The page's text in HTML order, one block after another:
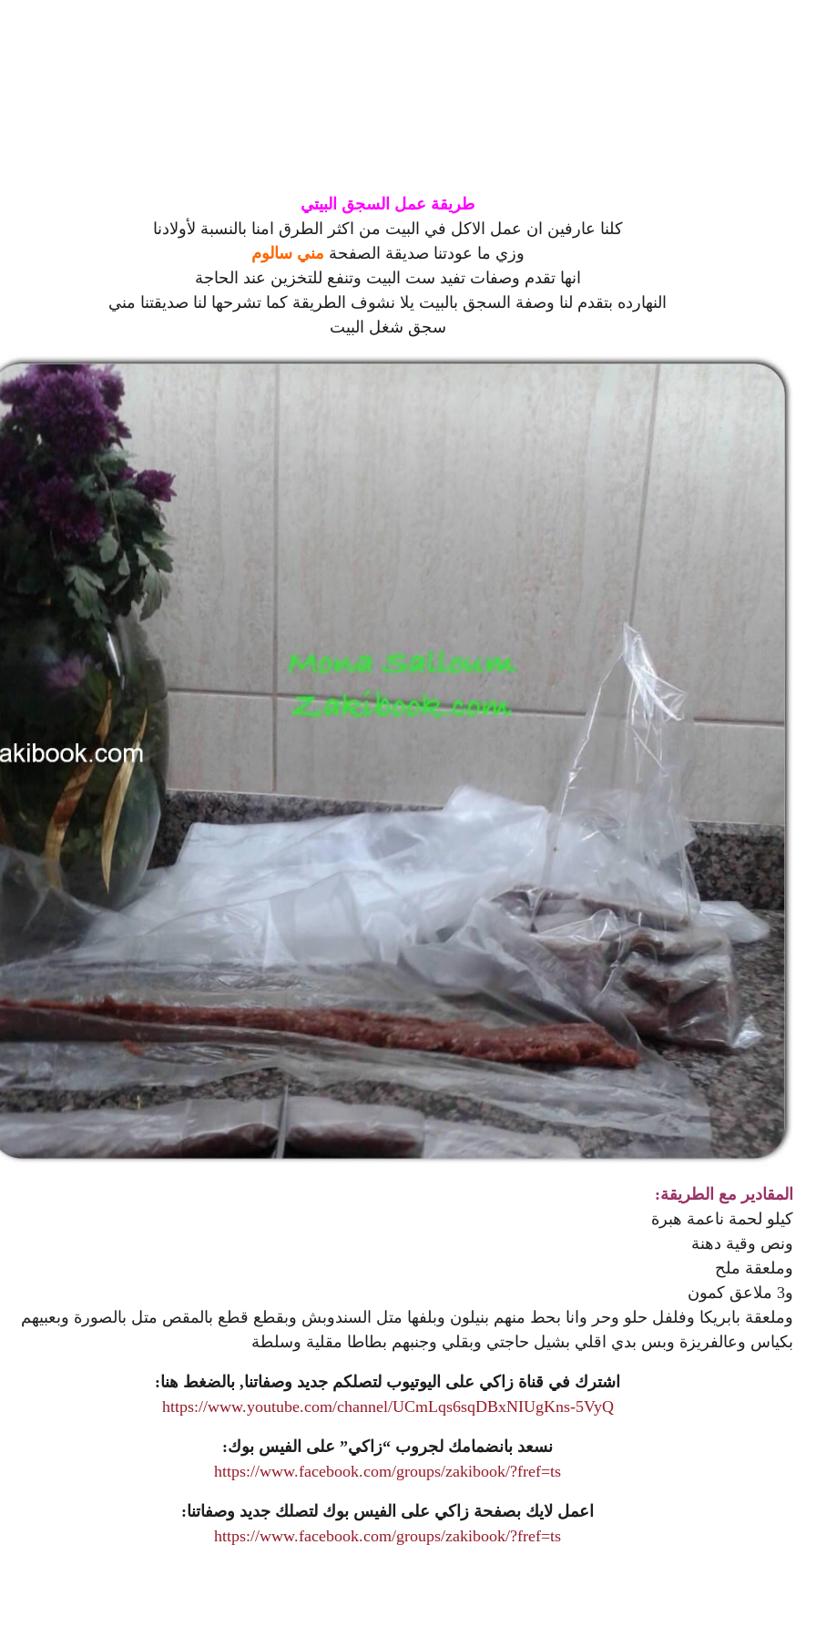
طريقة عمل السجق البيتي
كلنا عارفين ان عمل الاكل في البيت من اكثر الطرق امنا بالنسبة لأولادنا
وزي ما عودتنا صديقة الصفحة مني سالوم
انها تقدم وصفات تفيد ست البيت وتنفع للتخزين عند الحاجة
النهارده بتقدم لنا وصفة السجق بالبيت يلا نشوف الطريقة كما تشرحها لنا صديقتنا مني
سجق شغل البيت
المقادير مع الطريقة:
كيلو لحمة ناعمة هبرة
ونص وقية دهنة
وملعقة ملح
و3 ملاعق كمون
وملعقة بابريكا وفلفل حلو وحر وانا بحط منهم بنيلون وبلفها متل السندوبش وبقطع قطع بالمقص متل بالصورة وبعبيهم
بكياس وعالفريزة وبس بدي اقلي بشيل حاجتي وبقلي وجنبهم بطاطا مقلية وسلطة
اشترك في قناة زاكي على اليوتيوب لتصلكم جديد وصفاتنا, بالضغط هنا:
https://www.youtube.com/channel/UCmLqs6sqDBxNIUgKns-5VyQ
نسعد بانضمامك لجروب “زاكي” على الفيس بوك:
https://www.facebook.com/groups/zakibook/?fref=ts
اعمل لايك بصفحة زاكي على الفيس بوك لتصلك جديد وصفاتنا:
https://www.facebook.com/groups/zakibook/?fref=ts